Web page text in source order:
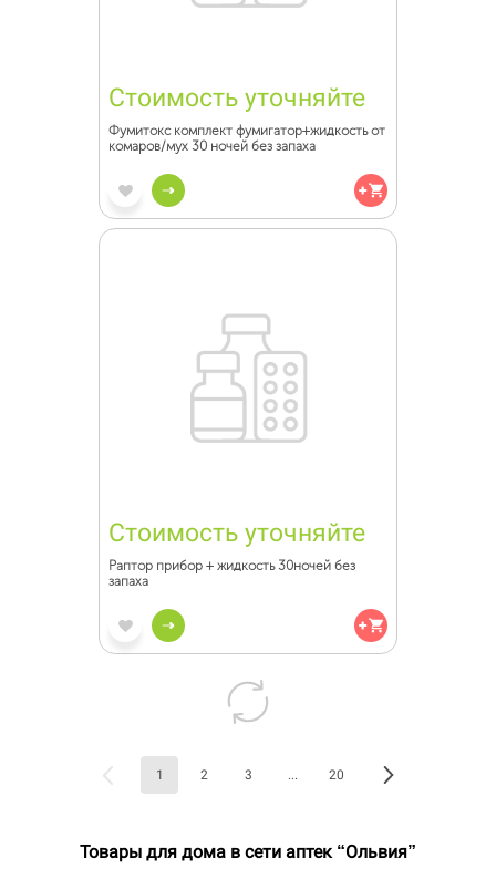
Стоимость уточняйте
Фумитокс комплект фумигатор+жидкость от
комаров/мух 30 ночей без запаха
Стоимость уточняйте
Раптор прибор + жидкость 30ночей без
запаха
1 2 3 ... 20
Товары для дома в сети аптек “Ольвия”